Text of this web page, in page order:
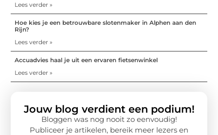
Lees verder »
Hoe kies je een betrouwbare slotenmaker in Alphen aan den
Rijn?
Lees verder »
Accuadvies haal je uit een ervaren fietsenwinkel
Lees verder »
Jouw blog verdient een podium!
Bloggen was nog nooit zo eenvoudig!
Publiceer je artikelen, bereik meer lezers en